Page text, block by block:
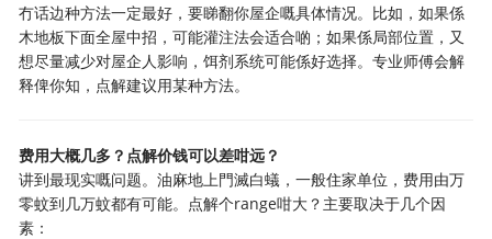
冇话边种方法一定最好，要睇翻你屋企嘅具体情况。比如，如果係
木地板下面全屋中招，可能灌注法会适合啲；如果係局部位置，又
想尽量减少对屋企人影响，饵剂系统可能係好选择。专业师傅会解
释俾你知，点解建议用某种方法。
费用大概几多？点解价钱可以差咁远？
讲到最现实嘅问题。油麻地上門滅白蟻，一般住家单位，费用由万
零蚊到几万蚊都有可能。点解个range咁大？主要取决于几个因
素：